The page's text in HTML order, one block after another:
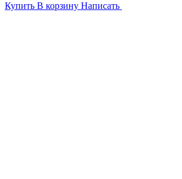
Купить В корзину Написать